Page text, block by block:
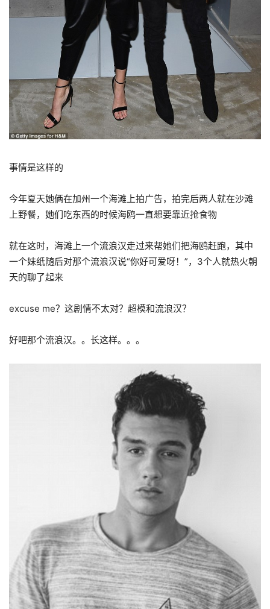
事情是这样的
今年夏天她俩在加州一个海滩上拍广告，拍完后两人就在沙滩
上野餐，她们吃东西的时候海鸥一直想要靠近抢食物
就在这时，海滩上一个流浪汉走过来帮她们把海鸥赶跑，其中
一个妹纸随后对那个流浪汉说“你好可爱呀！”，3个人就热火朝
天的聊了起来
excuse me？这剧情不太对？超模和流浪汉？
好吧那个流浪汉。。长这样。。。